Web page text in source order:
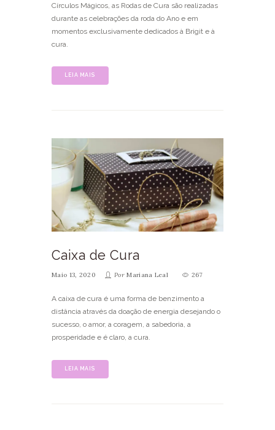
Círculos Mágicos, as Rodas de Cura são realizadas
durante as celebrações da roda do Ano e em
momentos exclusivamente dedicados à Brigit e à
cura.
LEIA MAIS
Caixa de Cura
Maio 13, 2020 PorMariana Leal 267
A caixa de cura é uma forma de benzimento a
distância através da doação de energia desejando o
sucesso, o amor, a coragem, a sabedoria, a
prosperidade e é claro, a cura.
LEIA MAIS